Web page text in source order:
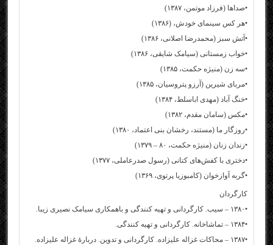
•صداها (فرزاد موتمن، ۱۳۸۷)
•هر کس سینمای خودش، (۱۳۸۶)
•آتش سبز (محمدرضا اصلانی، ۱۳۸۶)
•خواب زمستانی (سیامک شایقی، ۱۳۸۶)
•سه زن (منیژه حکمت، ۱۳۸۵)
•مربای شیرین (آرزو پتروسیان، ۱۳۸۵)
•خنگ آباد (مهدی اباسلط، ۱۳۸۴)
•مکس (سامان مقدم، ۱۳۸۲)
•روزگار ما (مستند، رخشان بنی اعتماد، ۱۳۸۰)
•زندان زنان (منیژه حکمت، ۸۰ – ۱۳۷۹)
•دختری با کفش‌های کتانی (رسول صدرعاملی، ۱۳۷۷)
•گربه آوازخوان (کامبوزیا پرتوی، ۱۳۶۹)
کارگردان
•۱۳۸۰ – سیب. کارگردانی و تهیه کنندگی و باهمکاری سیامک نصیری زیبا.
•۱۳۸۴ – تماشاخانه. کارگردانی و تهیه کنندگی.
•۱۳۸۷ – محاکات غزاله علیزاده. کارگردانی و تدوین. دربارهٔ غزاله علیزاده.